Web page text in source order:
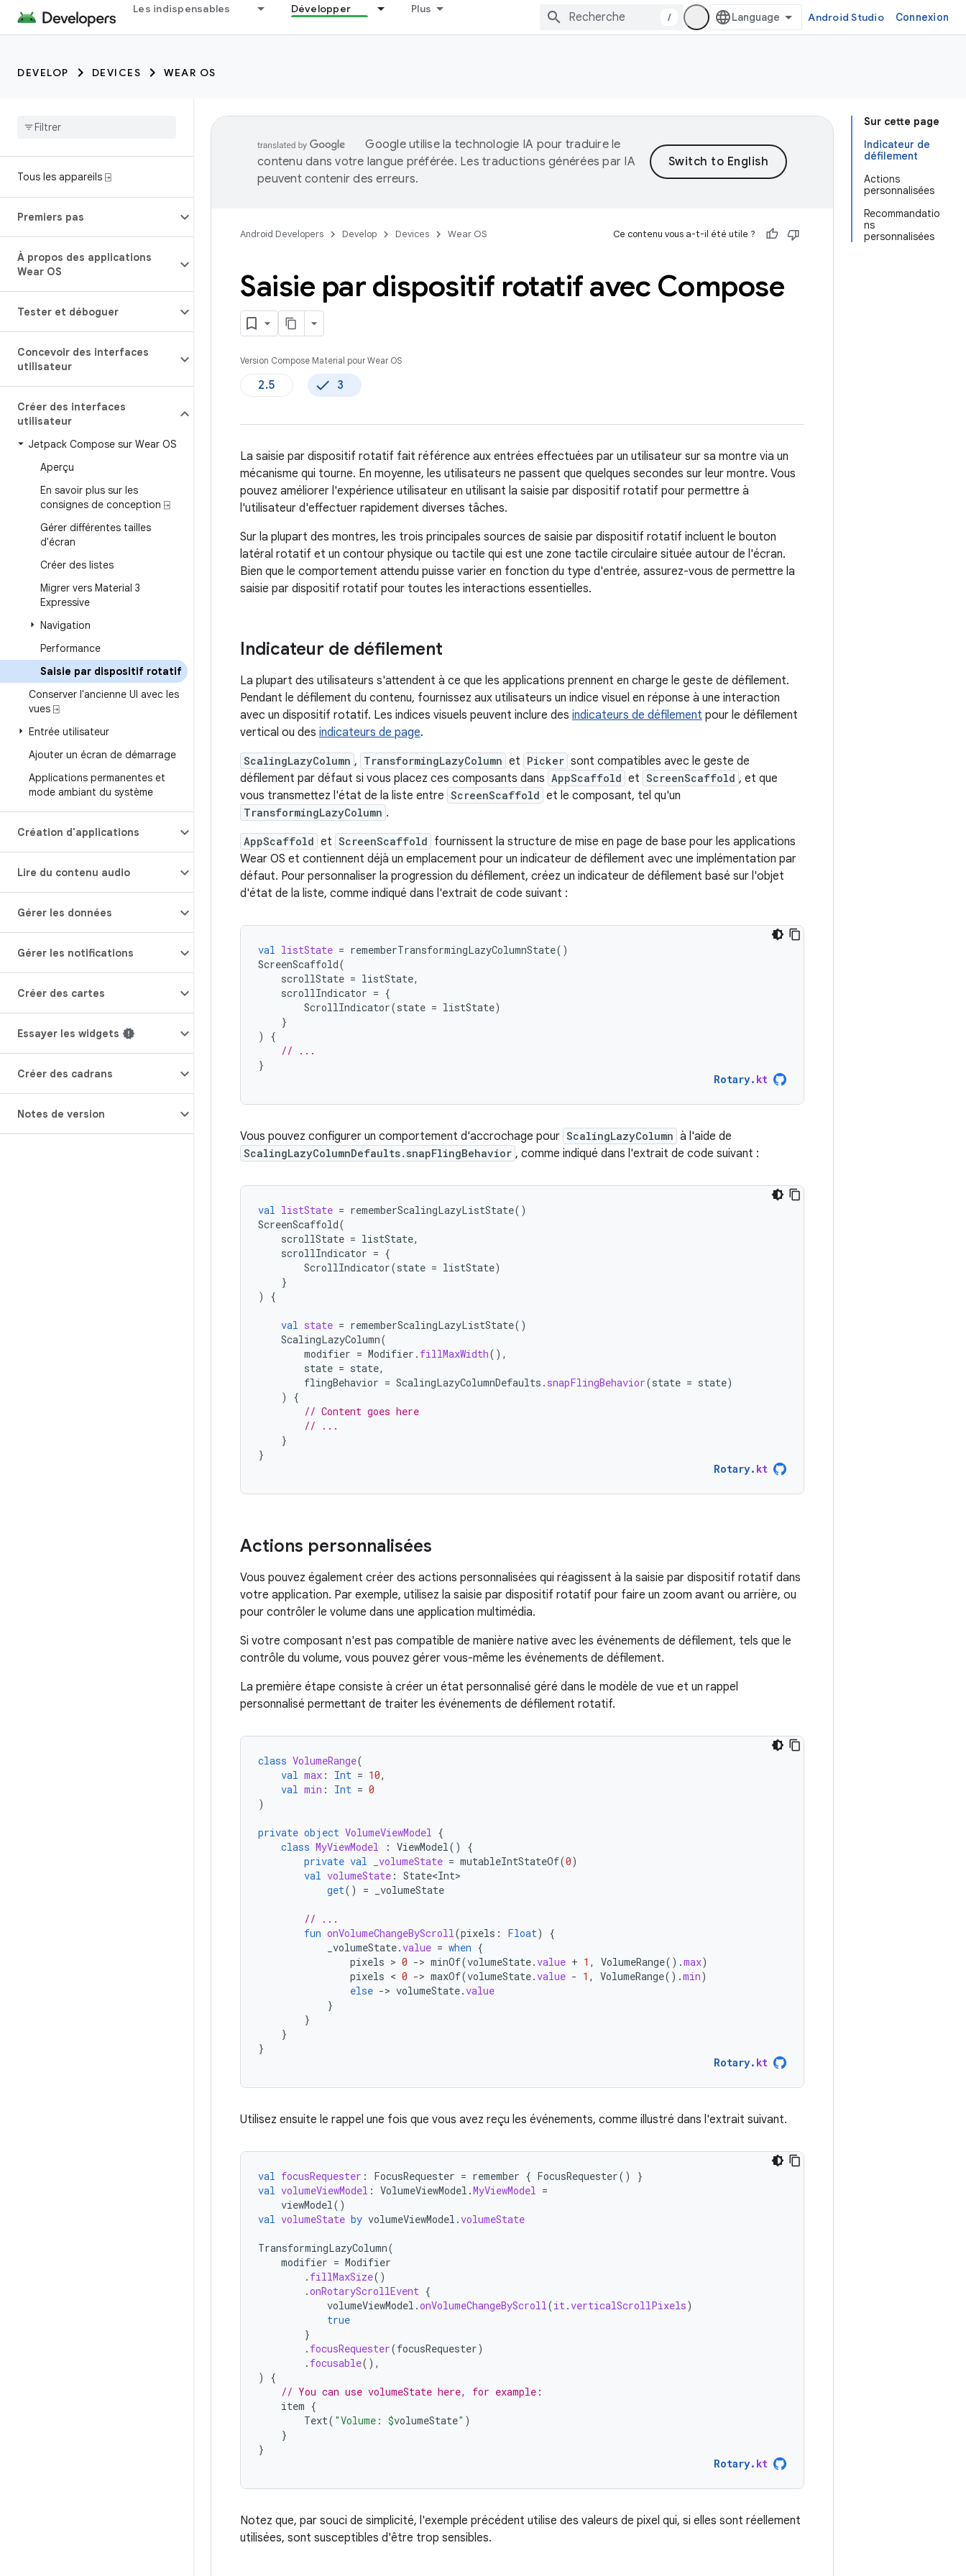
Les indispensables Développer Plus
/ Android Studio Connexion
DEVELOP DEVICES WEAR OS
Tous les appareils ⍈
Premiers pas
À propos des applications
Wear OS
Tester et déboguer
Concevoir des interfaces
utilisateur
Créer des interfaces
utilisateur
Jetpack Compose sur Wear OS
Aperçu
En savoir plus sur les
consignes de conception ⍈
Gérer différentes tailles
d'écran
Créer des listes
Migrer vers Material 3
Expressive
Navigation
Performance
Saisie par dispositif rotatif
Conserver l'ancienne UI avec les
vues ⍈
Entrée utilisateur
Ajouter un écran de démarrage
Applications permanentes et
mode ambiant du système
Création d'applications
Lire du contenu audio
Gérer les données
Gérer les notifications
Créer des cartes
Essayer les widgets
Créer des cadrans
Notes de version
Sur cette page
Indicateur de
défilement
Actions
personnalisées
Recommandatio
ns
personnalisées
Google utilise la technologie IA pour traduire le
contenu dans votre langue préférée. Les traductions générées par IA
peuvent contenir des erreurs.
Android Developers Develop Devices Wear OS Ce contenu vous a-t-il été utile ?
Saisie par dispositif rotatif avec Compose
Version Compose Material pour Wear OS
2.5 3
La saisie par dispositif rotatif fait référence aux entrées effectuées par un utilisateur sur sa montre via un
mécanisme qui tourne. En moyenne, les utilisateurs ne passent que quelques secondes sur leur montre. Vous
pouvez améliorer l'expérience utilisateur en utilisant la saisie par dispositif rotatif pour permettre à
l'utilisateur d'effectuer rapidement diverses tâches.
Sur la plupart des montres, les trois principales sources de saisie par dispositif rotatif incluent le bouton
latéral rotatif et un contour physique ou tactile qui est une zone tactile circulaire située autour de l'écran.
Bien que le comportement attendu puisse varier en fonction du type d'entrée, assurez-vous de permettre la
saisie par dispositif rotatif pour toutes les interactions essentielles.
Indicateur de défilement
La plupart des utilisateurs s'attendent à ce que les applications prennent en charge le geste de défilement.
Pendant le défilement du contenu, fournissez aux utilisateurs un indice visuel en réponse à une interaction
avec un dispositif rotatif. Les indices visuels peuvent inclure des indicateurs de défilement pour le défilement
vertical ou des indicateurs de page.
ScalingLazyColumn , TransformingLazyColumn et Picker sont compatibles avec le geste de
défilement par défaut si vous placez ces composants dans AppScaffold et ScreenScaffold , et que
vous transmettez l'état de la liste entre ScreenScaffold et le composant, tel qu'un
TransformingLazyColumn .
AppScaffold et ScreenScaffold fournissent la structure de mise en page de base pour les applications
Wear OS et contiennent déjà un emplacement pour un indicateur de défilement avec une implémentation par
défaut. Pour personnaliser la progression du défilement, créez un indicateur de défilement basé sur l'objet
d'état de la liste, comme indiqué dans l'extrait de code suivant :
val listState = rememberTransformingLazyColumnState()
ScreenScaffold(
scrollState = listState,
scrollIndicator = {
ScrollIndicator(state = listState)
}
)
{
// ...
}
Rotary. kt
Vous pouvez configurer un comportement d'accrochage pour ScalingLazyColumn à l'aide de
ScalingLazyColumnDefaults.snapFlingBehavior , comme indiqué dans l'extrait de code suivant :
val listState = rememberScalingLazyListState()
ScreenScaffold(
scrollState = listState,
scrollIndicator = {
ScrollIndicator(state = listState)
}
)
{
val state = rememberScalingLazyListState()
ScalingLazyColumn(
modifier = Modifier . fillMaxWidth(),
state = state,
flingBehavior = ScalingLazyColumnDefaults . snapFlingBehavior(state = state)
)
{
// Content goes here
// ...
}
}
Rotary. kt
Actions personnalisées
Vous pouvez également créer des actions personnalisées qui réagissent à la saisie par dispositif rotatif dans
votre application. Par exemple, utilisez la saisie par dispositif rotatif pour faire un zoom avant ou arrière, ou
pour contrôler le volume dans une application multimédia.
Si votre composant n'est pas compatible de manière native avec les événements de défilement, tels que le
contrôle du volume, vous pouvez gérer vous-même les événements de défilement.
La première étape consiste à créer un état personnalisé géré dans le modèle de vue et un rappel
personnalisé permettant de traiter les événements de défilement rotatif.
class VolumeRange(
val max : Int = 10,
val min : Int = 0
)
private object VolumeViewModel {
class MyViewModel : ViewModel()
{
private val _volumeState = mutableIntStateOf(0)
val volumeState : State<Int>
get() = _volumeState
// ...
fun onVolumeChangeByScroll(pixels : Float)
{
_volumeState.value = when {
pixels > 0 -> minOf(volumeState.value + 1 , VolumeRange().max)
pixels < 0 -> maxOf(volumeState.value - 1 , VolumeRange().min)
else -> volumeState.value
}
}
}
}
Rotary. kt
Utilisez ensuite le rappel une fois que vous avez reçu les événements, comme illustré dans l'extrait suivant.
val focusRequester : FocusRequester = remember { FocusRequester()
}
val volumeViewModel : VolumeViewModel .MyViewModel =
viewModel()
val volumeState by volumeViewModel .volumeState
TransformingLazyColumn(
modifier = Modifier
. fillMaxSize()
.onRotaryScrollEvent {
volumeViewModel .onVolumeChangeByScroll(it.verticalScrollPixels)
true
}
. focusRequester(focusRequester)
. focusable(),
)
{
// You can use volumeState here, for example:
item {
Text( "Volume: $volumeState" )
}
}
Rotary. kt
Notez que, par souci de simplicité, l'exemple précédent utilise des valeurs de pixel qui, si elles sont réellement
utilisées, sont susceptibles d'être trop sensibles.